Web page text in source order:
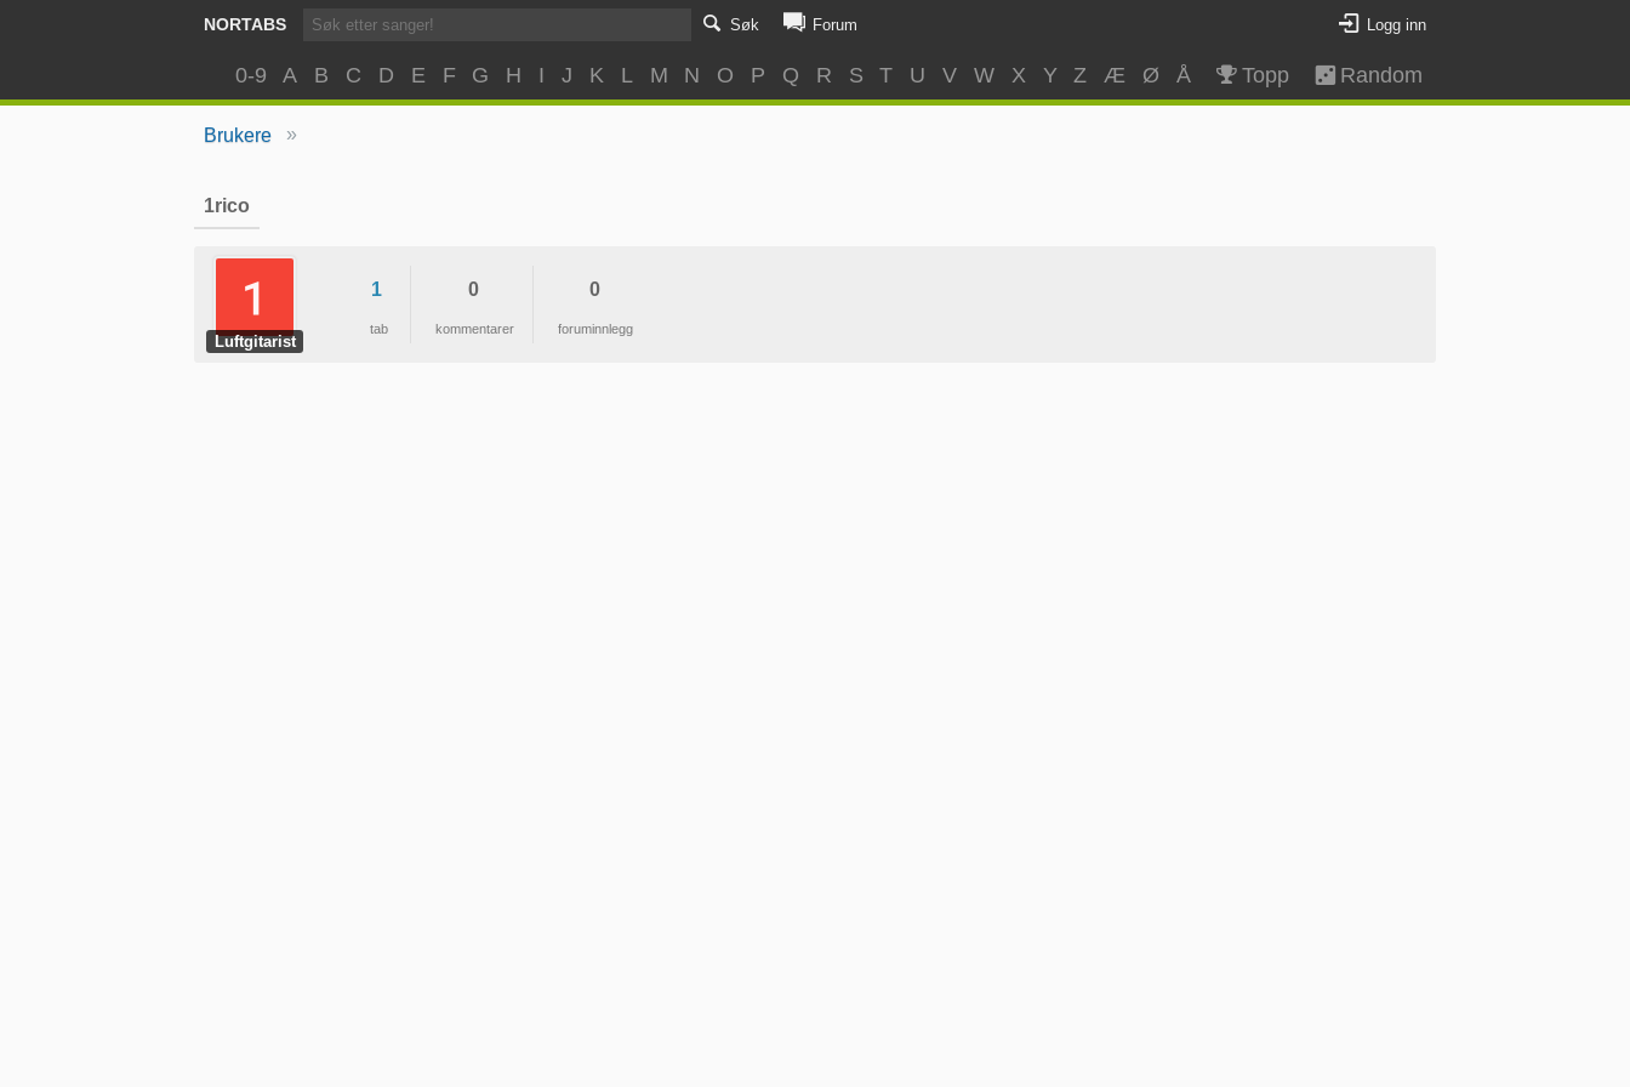
NORTABS Søk Forum Logg inn
0-9 A B C D E F G H I J K L M N O P Q R S T U V W X Y Z Æ Ø Å Topp Random
Brukere »
1rico
Luftgitarist
1
tab
0
kommentarer
0
foruminnlegg